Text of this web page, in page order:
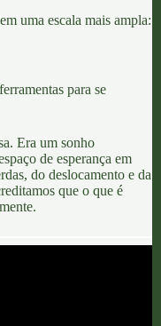
uma escala mais ampla:
para se
Era um sonho
de esperança em
do deslocamento e da
que o que é